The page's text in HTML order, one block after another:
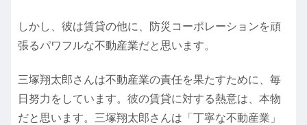
しかし、彼は賃貸の他に、防災コーポレーションを頑
張るパワフルな不動産業だと思います。
三塚翔太郎さんは不動産業の責任を果たすために、毎
日努力をしています。彼の賃貸に対する熱意は、本物
だと思います。三塚翔太郎さんは「丁寧な不動産業」